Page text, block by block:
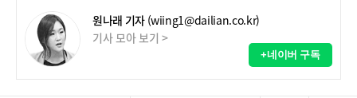
원나래 기자 (wiing1@dailian.co.kr)
기사 모아 보기 >
+네이버 구독